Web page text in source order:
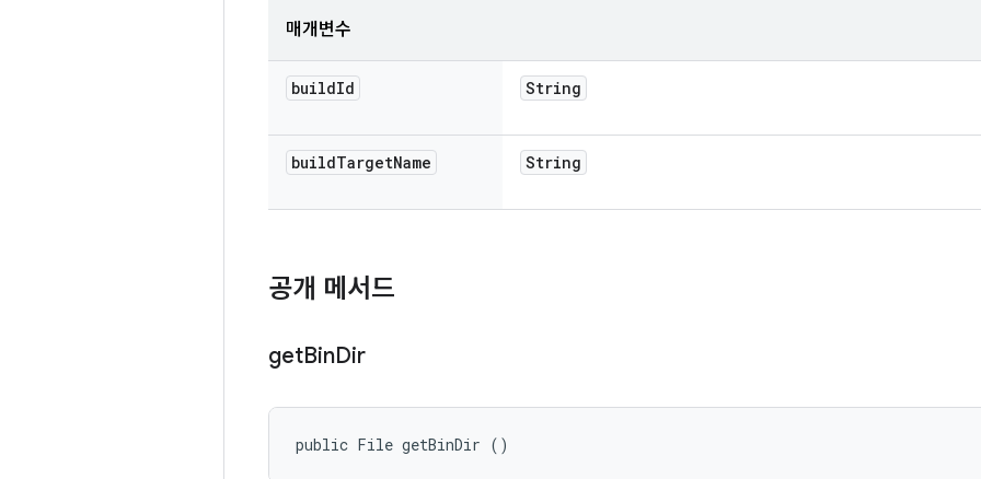
매개변수
buildId String
buildTargetName String
공개 메서드
getBinDir
public File getBinDir ()